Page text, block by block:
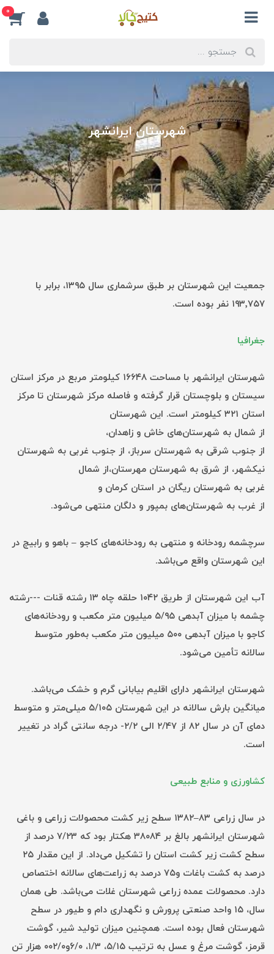
0
شهرستان ایرانشهر
جمعیت این شهرستان بر طبق سرشماری سال ۱۳۹۵، برابر با
۱۹۳٬۷۵۷ نفر بوده است.
جغرافیا
شهرستان ایرانشهر با مساحت ۱۶۶۴۸ کیلومتر مربع در مرکز استان
سیستان و بلوچستان قرار گرفته و فاصله مرکز شهرستان تا مرکز
استان ۳۲۱ کیلومتر است. این شهرستان
از شمال به شهرستان‌های خاش و زاهدان،
از جنوب شرقی به شهرستان سرباز، از جنوب غربی به شهرستان
نیکشهر، از شرق به شهرستان مهرستان،از شمال
غربی به شهرستان ریگان در استان کرمان و
از غرب به شهرستان‌های بمپور و دلگان منتهی می‌شود.
سرچشمه رودخانه و منتهی به رودخانه‌های کاجو – باهو و رابیچ در
این شهرستان واقع می‌باشد.
آب این شهرستان از طریق ۱۰۴۲ حلقه چاه ۱۳ رشته قنات ---رشته
چشمه با میزان آبدهی ۵/۹۵ میلیون متر مکعب و رودخانه‌های
کاجو با میزان آبدهی ۵۰۰ میلیون متر مکعب به‌طور متوسط
سالانه تأمین می‌شود.
شهرستان ایرانشهر دارای اقلیم بیابانی گرم و خشک می‌باشد.
میانگین بارش سالانه در این شهرستان ۵/۱۰۵ میلی‌متر و متوسط
دمای آن در سال ۸۲ از ۲/۴۷ الی ۲/۲- درجه سانتی گراد در تغییر
است.
کشاورزی و منابع طبیعی
در سال زراعی ۸۳–۱۳۸۲ سطح زیر کشت محصولات زراعی و باغی
شهرستان ایرانشهر بالغ بر ۳۸۰۸۴ هکتار بود که ۷/۲۳ درصد از
سطح کشت زیر کشت استان را تشکیل می‌داد. از این مقدار ۲۵
درصد به کشت باغات و۷۵ درصد به زراعت‌های سالانه اختصاص
دارد. محصولات عمده زراعی شهرستان غلات می‌باشد. طی همان
سال، ۱۵ واحد صنعتی پرورش و نگهداری دام و طیور در سطح
شهرستان فعال بوده است. همچنین میزان تولید شیر، گوشت
قرمز، گوشت مرغ و عسل به ترتیب ۵/۱۵، ۱/۳، ۶/۰و۰۰۲/۰ هزار تن